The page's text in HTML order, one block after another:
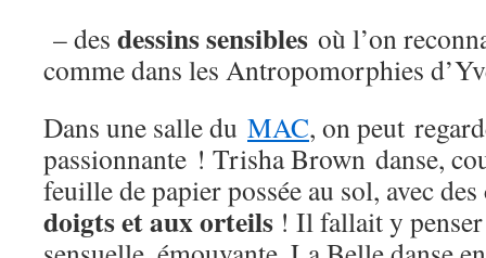
– des dessins sensibles où l’on
comme dans les Antropomorphies
Dans une salle du MAC, on peut
passionnante ! Trisha Brown danse,
feuille de papier possée au sol, avec des
doigts et aux orteils ! Il fallait y